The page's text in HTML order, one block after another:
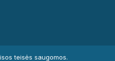
teisės saugomos.